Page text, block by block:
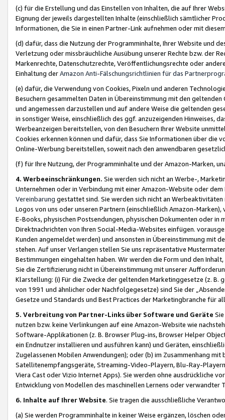
(c) für die Erstellung und das Einstellen von Inhalten, die auf Ihrer
Eignung der jeweils dargestellten Inhalte (einschließlich sämtlicher
Informationen, die Sie in einen Partner-Link aufnehmen oder mit
(d) dafür, dass die Nutzung der Programminhalte, Ihrer Website und
Verletzung oder missbräuchliche Ausübung unserer Rechte bzw. der
Markenrechte, Datenschutzrechte, Veröffentlichungsrechte oder
Einhaltung derAmazon Anti-Fälschungsrichtlinien für das
(e) dafür, die Verwendung von Cookies, Pixeln und anderen
Besuchern gesammelten Daten in Übereinstimmung mit den
und angemessen darzustellen und auf andere Weise die geltenden
in sonstiger Weise, einschließlich des ggf. anzuzeigenden Hinweises,
Werbeanzeigen bereitstellen, von den Besuchern Ihrer Website
Cookies erkennen können und dafür, dass Sie Informationen über die
Online-Werbung bereitstellen, soweit nach den anwendbaren
(f) für Ihre Nutzung, der Programminhalte und der Amazon-Marken,
4. Werbeeinschränkungen. Sie werden sich nicht an Werbe-,
Unternehmen oder in Verbindung mit einer Amazon-Website oder
Vereinbarung gestattet sind. Sie werden sich nicht an
Logos von uns oder unseren Partnern (einschließlich Amazon-
E-Books, physischen Postsendungen, physischen Dokumenten oder in
Direktnachrichten von Ihren Social-Media-Websites einfügen.
Kunden angemeldet werden) und ansonsten in Übereinstimmung mit
stehen. Auf unser Verlangen stellen Sie uns repräsentative
Bestimmungen eingehalten haben. Wir werden die Form und den
Sie die Zertifizierung nicht in Übereinstimmung mit unserer
Klarstellung: (i) Für die Zwecke der geltenden Marketinggesetze (z. B.
von 1991 und ähnlicher oder Nachfolgegesetze) sind Sie der
Gesetze und Standards und Best Practices der Marketingbranche für
5. Verbreitung von Partner-Links über Software und Geräte
nutzen bzw. keine Verlinkungen auf eine Amazon-Website wie
Software-Applikationen (z. B. Browser Plug-ins, Browser Helper
ein Endnutzer installieren und ausführen kann) und Geräten,
Zugelassenen Mobilen Anwendungen); oder (b) im Zusammenhang
Satellitenempfangsgeräte, Streaming-Video-Playern, Blu-Ray-
Viera Cast oder Vizio Internet Apps). Sie werden ohne ausdrückliche
Entwicklung von Modellen des maschinellen Lernens oder
6. Inhalte auf Ihrer Website. Sie tragen die ausschließliche
(a) Sie werden Programminhalte in keiner Weise ergänzen, löschen